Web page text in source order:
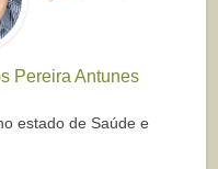
Pereira Antunes
estado de Saúde e